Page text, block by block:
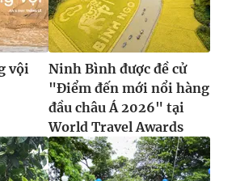
vội
Ninh Bình được đề cử
"Điểm đến mới nổi hàng
đầu châu Á 2026" tại
World Travel Awards